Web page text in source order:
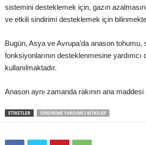
sistemini desteklemek için, gazın
ve etkili sindirimi desteklemek için
Bugün, Asya ve Avrupa’da anason tohumu,
fonksiyonlarının desteklenmesine yardımcı
kullanılmaktadır.
Anason aynı zamanda rakının ana maddesi
ETIKETLER SINDIRIME YARDIMCI BITKILER